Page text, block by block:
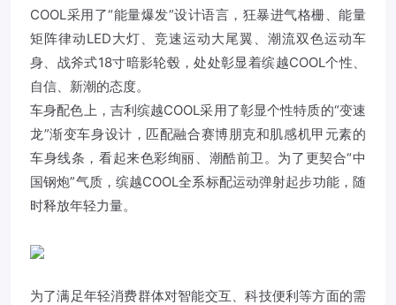
COOL采用了“能量爆发”设计语言，狂暴进气格栅、能量
矩阵律动LED大灯、竞速运动大尾翼、潮流双色运动车
身、战斧式18寸暗影轮毂，处处彰显着缤越COOL个性、
自信、新潮的态度。
车身配色上，吉利缤越COOL采用了彰显个性特质的“变速
龙”渐变车身设计，匹配融合赛博朋克和肌感机甲元素的
车身线条，看起来色彩绚丽、潮酷前卫。为了更契合“中
国钢炮”气质，缤越COOL全系标配运动弹射起步功能，随
时释放年轻力量。
为了满足年轻消费群体对智能交互、科技便利等方面的需